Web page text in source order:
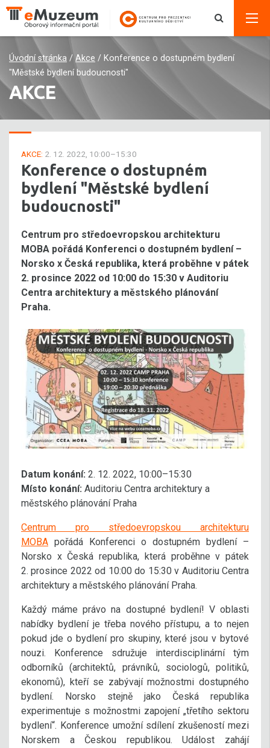
Úvodní stránka / Akce / Konference o dostupném bydlení
"Městské bydlení budoucnosti"
AKCE
AKCE: 2. 12. 2022, 10:00–15:30
Konference o dostupném
bydlení "Městské bydlení
budoucnosti"
Centrum pro středoevropskou architekturu
MOBA pořádá Konferenci o dostupném bydlení –
Norsko x Česká republika, která proběhne v pátek
2. prosince 2022 od 10:00 do 15:30 v Auditoriu
Centra architektury a městského plánování
Praha.
Datum konání: 2. 12. 2022, 10:00–15:30
Místo konání: Auditoriu Centra architektury a
městského plánování Praha
Centrum pro středoevropskou architekturu
MOBA pořádá Konferenci o dostupném bydlení –
Norsko x Česká republika, která proběhne v pátek
2. prosince 2022 od 10:00 do 15:30 v Auditoriu Centra
architektury a městského plánování Praha.
Každý máme právo na dostupné bydlení! V oblasti
nabídky bydlení je třeba nového přístupu, a to nejen
pokud jde o bydlení pro skupiny, které jsou v bytové
nouzi. Konference sdružuje interdisciplinární tým
odborníků (architektů, právníků, sociologů, politiků,
ekonomů), kteří se zabývají možnostmi dostupného
bydlení. Norsko stejně jako Česká republika
experimentuje s možnostmi zapojení „třetího sektoru
bydlení“. Konference umožní sdílení zkušeností mezi
Norskem a Českou republikou. Událost zahájí